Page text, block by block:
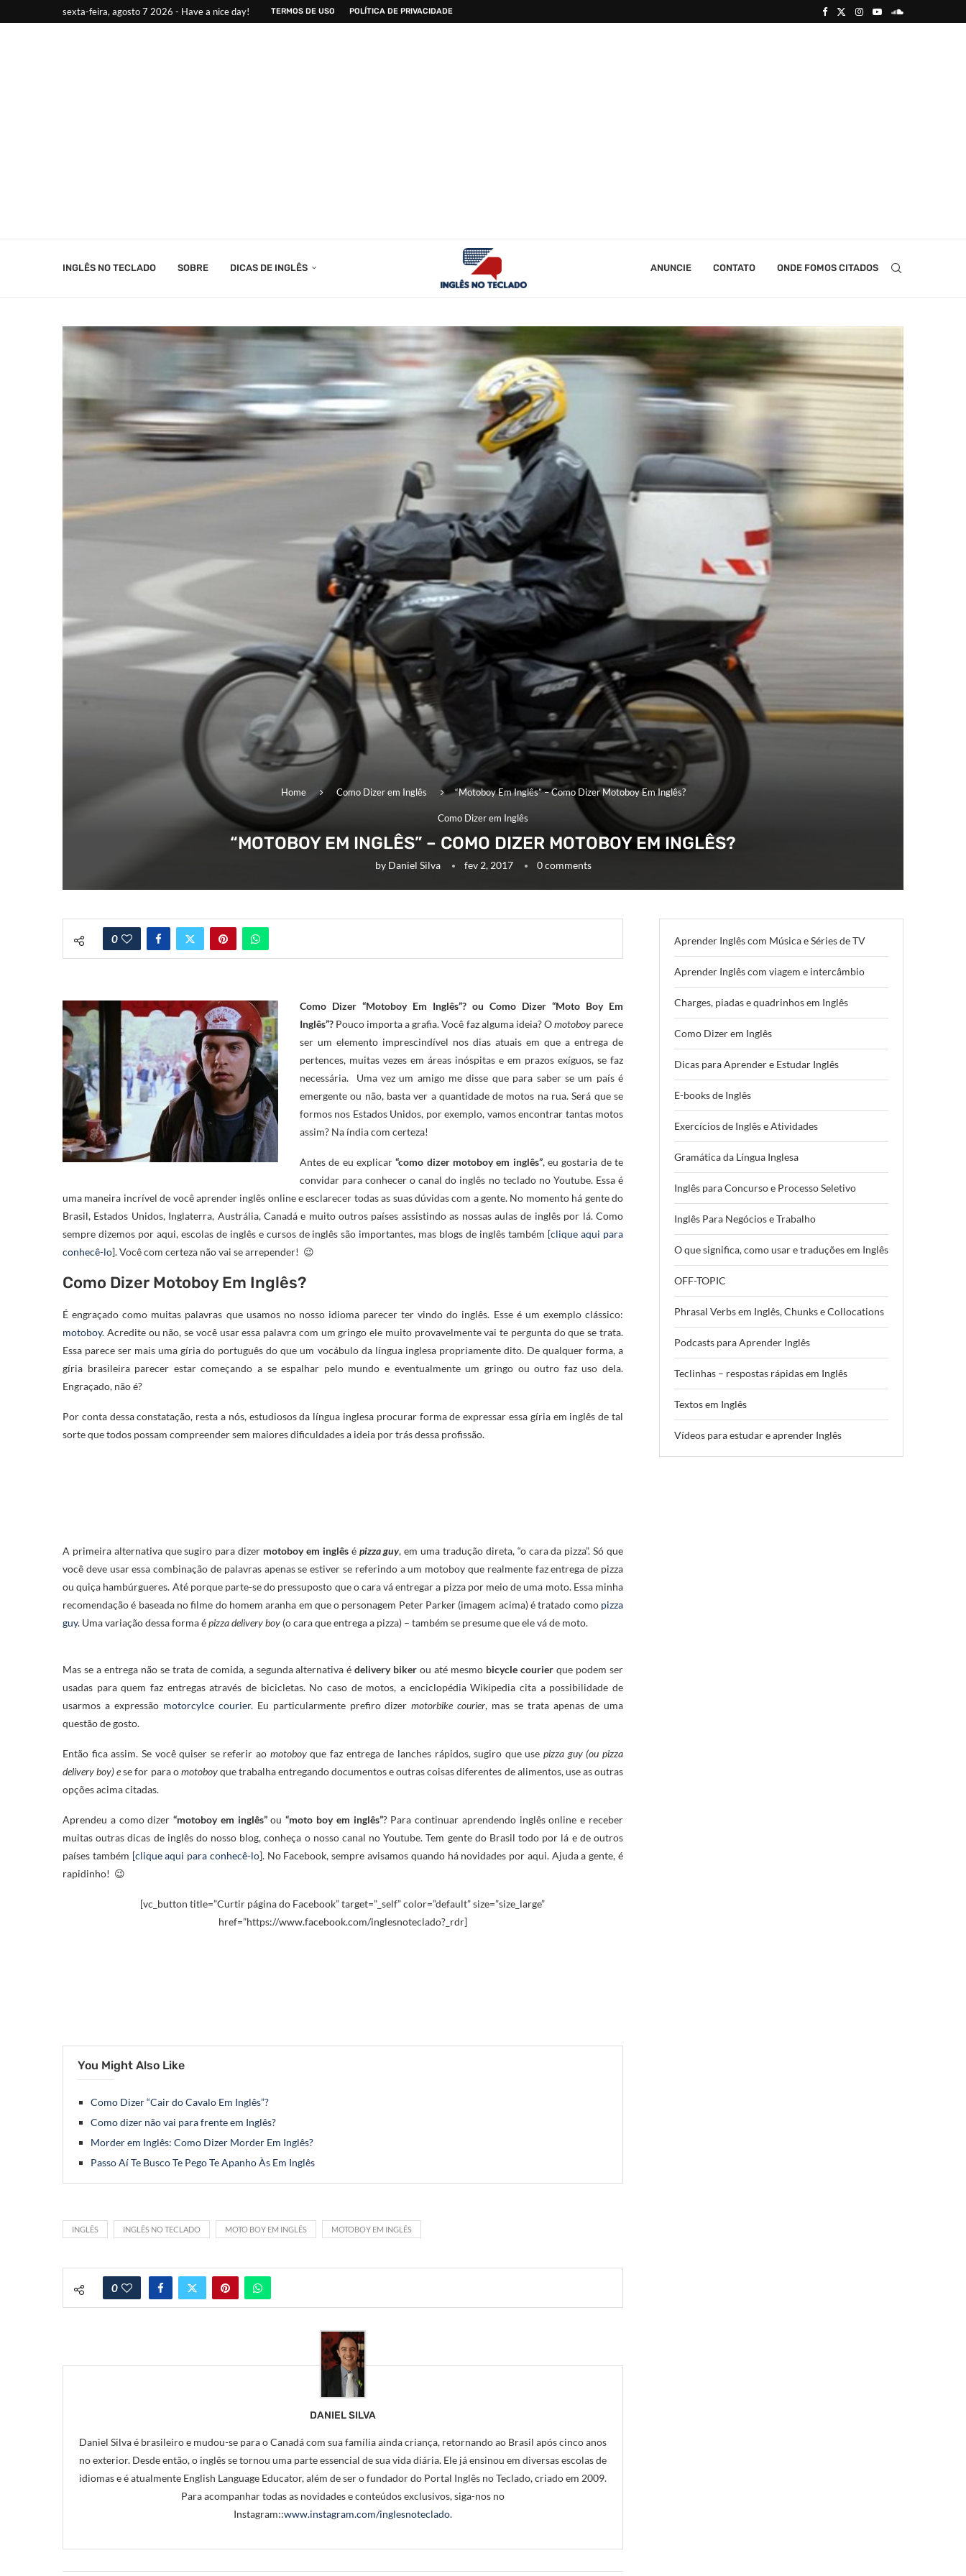
sexta-feira, agosto 7 2026 - Have a nice day! TERMOS DE USO POLÍTICA DE PRIVACIDADE
INGLÊS NO TECLADO SOBRE DICAS DE INGLÊS ANUNCIE CONTATO ONDE FOMOS CITADOS
Home Como Dizer em Inglês “Motoboy Em Inglês” – Como Dizer Motoboy Em Inglês?
Como Dizer em Inglês
“MOTOBOY EM INGLÊS” – COMO DIZER MOTOBOY EM INGLÊS?
by Daniel Silva fev 2, 2017 0 comments
0
Como Dizer “Motoboy Em Inglês”? ou Como Dizer “Moto Boy Em
Inglês”? Pouco importa a grafia. Você faz alguma ideia? Omotoboy parece
ser um elemento imprescindível nos dias atuais em que a entrega de
pertences, muitas vezes em áreas inóspitas e em prazos exíguos, se faz
necessária. Uma vez um amigo me disse que para saber se um país é
emergente ou não, basta ver a quantidade de motos na rua. Será que se
formos nos Estados Unidos, por exemplo, vamos encontrar tantas motos
assim? Na índia com certeza!
Antes de eu explicar“como dizer motoboy em inglês”, eu gostaria de te
convidar para conhecer o canal do inglês no teclado no Youtube. Essa é
uma maneira incrível de você aprender inglês online e esclarecer todas as suas dúvidas com a gente. No momento há gente do
Brasil, Estados Unidos, Inglaterra, Austrália, Canadá e muito outros países assistindo as nossas aulas de inglês por lá. Como
sempre dizemos por aqui, escolas de inglês e cursos de inglês são importantes, mas blogs de inglês também [clique aqui para
conhecê-lo]. Você com certeza não vai se arrepender! 😉
Como Dizer Motoboy Em Inglês?
É engraçado como muitas palavras que usamos no nosso idioma parecer ter vindo do inglês. Esse é um exemplo clássico:
motoboy. Acredite ou não, se você usar essa palavra com um gringo ele muito provavelmente vai te pergunta do que se trata.
Essa parece ser mais uma gíria do português do que um vocábulo da língua inglesa propriamente dito. De qualquer forma, a
gíria brasileira parecer estar começando a se espalhar pelo mundo e eventualmente um gringo ou outro faz uso dela.
Engraçado, não é?
Por conta dessa constatação, resta a nós, estudiosos da língua inglesa procurar forma de expressar essa gíria em inglês de tal
sorte que todos possam compreender sem maiores dificuldades a ideia por trás dessa profissão.
A primeira alternativa que sugiro para dizer motoboy em inglêsé pizza guy, em uma tradução direta, “o cara da pizza”. Só que
você deve usar essa combinação de palavras apenas se estiver se referindo a um motoboy que realmente faz entrega de pizza
ou quiça hambúrgueres. Até porque parte-se do pressuposto que o cara vá entregar a pizza por meio de uma moto. Essa minha
recomendação é baseada no filme do homem aranha em que o personagem Peter Parker (imagem acima) é tratado como pizza
guy. Uma variação dessa forma épizza delivery boy (o cara que entrega a pizza) – também se presume que ele vá de moto.
Mas se a entrega não se trata de comida, a segunda alternativa édelivery biker ou até mesmo bicycle courier que podem ser
usadas para quem faz entregas através de bicicletas. No caso de motos, a enciclopédia Wikipedia cita a possibilidade de
usarmos a expressão motorcylce courier. Eu particularmente prefiro dizermotorbike courier, mas se trata apenas de uma
questão de gosto.
Então fica assim. Se você quiser se referir ao motoboyque faz entrega de lanches rápidos, sugiro que usepizza guy (ou pizza
delivery boy) ese for para omotoboyque trabalha entregando documentos e outras coisas diferentes de alimentos, use as outras
opções acima citadas.
Aprendeu a como dizer “motoboy em inglês”ou“moto boy em inglês”? Para continuar aprendendo inglês online e receber
muitas outras dicas de inglês do nosso blog, conheça o nosso canal no Youtube. Tem gente do Brasil todo por lá e de outros
países também [clique aqui para conhecê-lo]. No Facebook, sempre avisamos quando há novidades por aqui. Ajuda a gente, é
rapidinho! 😉
[vc_button title=”Curtir página do Facebook” target=”_self” color=”default” size=”size_large”
href=”https://www.facebook.com/inglesnoteclado?_rdr]
You Might Also Like
Como Dizer “Cair do Cavalo Em Inglês”?
Como dizer não vai para frente em Inglês?
Morder em Inglês: Como Dizer Morder Em Inglês?
Passo Aí Te Busco Te Pego Te Apanho Às Em Inglês
INGLÊS INGLÊS NO TECLADO MOTO BOY EM INGLÊS MOTOBOY EM INGLÊS
0
DANIEL SILVA
Daniel Silva é brasileiro e mudou-se para o Canadá com sua família ainda criança, retornando ao Brasil após cinco anos
no exterior. Desde então, o inglês se tornou uma parte essencial de sua vida diária. Ele já ensinou em diversas escolas de
idiomas e é atualmente English Language Educator, além de ser o fundador do Portal Inglês no Teclado, criado em 2009.
Para acompanhar todas as novidades e conteúdos exclusivos, siga-nos no
Instagram::www.instagram.com/inglesnoteclado.
Aprender Inglês com Música e Séries de TV
Aprender Inglês com viagem e intercâmbio
Charges, piadas e quadrinhos em Inglês
Como Dizer em Inglês
Dicas para Aprender e Estudar Inglês
E-books de Inglês
Exercícios de Inglês e Atividades
Gramática da Língua Inglesa
Inglês para Concurso e Processo Seletivo
Inglês Para Negócios e Trabalho
O que significa, como usar e traduções em Inglês
OFF-TOPIC
Phrasal Verbs em Inglês, Chunks e Collocations
Podcasts para Aprender Inglês
Teclinhas – respostas rápidas em Inglês
Textos em Inglês
Vídeos para estudar e aprender Inglês